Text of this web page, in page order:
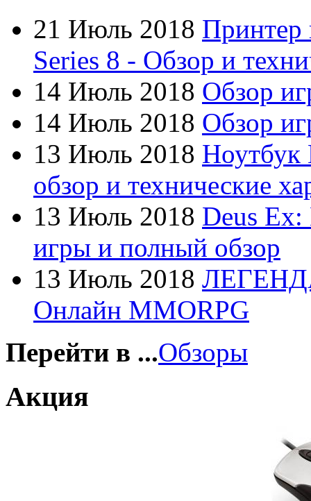
Dell(49)
Dex
Everest
Firtech
Flyper
Foxconn
Fujitsu(21)
G-cube
Gelezka
Gembird
Gemix
Gigabyte
21 Июль 2018 Принтер
Series 8 - Обзор и
14 Июль 2018 Обзор
14 Июль 2018 Обзор
13 Июль 2018 Ноутбук
обзор и технические
13 Июль 2018 Deus
игры и полный обзор
13 Июль 2018
Онлайн MMORPG
Перейти в ...Обзоры
Акция